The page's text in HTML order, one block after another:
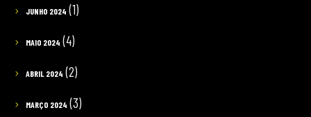
JUNHO 2024 (1)
MAIO 2024 (4)
ABRIL 2024 (2)
MARÇO 2024 (3)